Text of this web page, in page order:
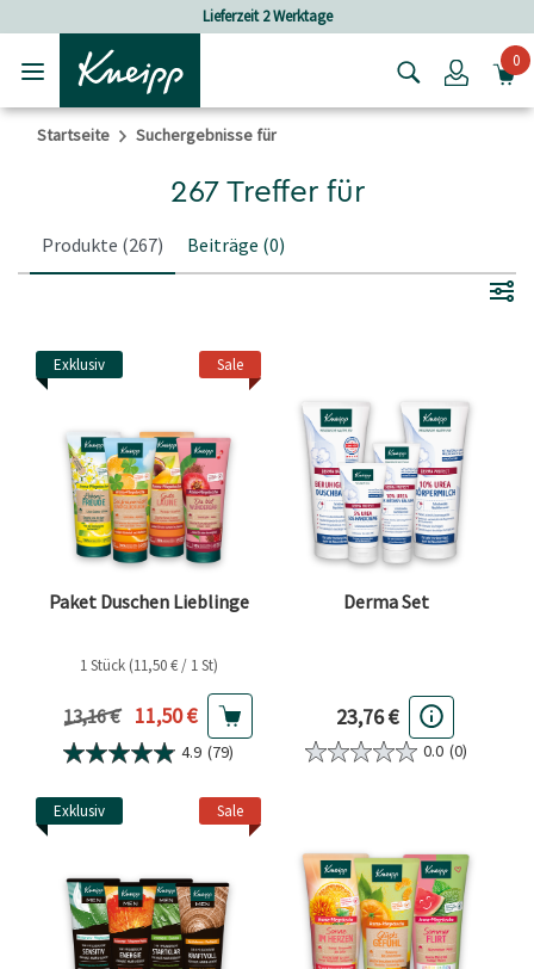
Login0
Startseite Suchergebnisse für
267 Treffer für
Produkte (267) Beiträge (0)
Sale
Exklusiv
Paket Duschen Lieblinge
1 Stück (11,50 € / 1 St)
Vorheriger Preis
13,16 € Aktueller Preis
11,50 €
4.9 (79)
Derma Set
23,76 €
0.0 (0)
Sale
Exklusiv